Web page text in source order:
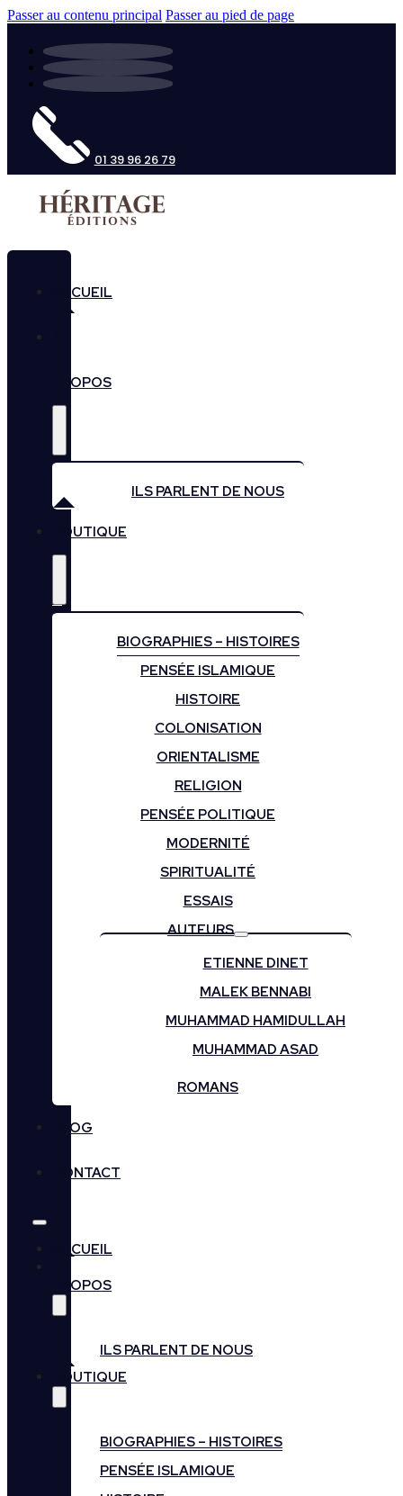
Passer au contenu principal Passer au pied de page
01 39 96 26 79
ACCUEIL
PROPOS
ILS PARLENT DE NOUS
BOUTIQUE
BIOGRAPHIES – HISTOIRES
PENSÉE ISLAMIQUE
HISTOIRE
COLONISATION
ORIENTALISME
RELIGION
PENSÉE POLITIQUE
MODERNITÉ
SPIRITUALITÉ
ESSAIS
AUTEURS
ETIENNE DINET
MALEK BENNABI
MUHAMMAD HAMIDULLAH
MUHAMMAD ASAD
ROMANS
BLOG
CONTACT
ACCUEIL
PROPOS
ILS PARLENT DE NOUS
BOUTIQUE
BIOGRAPHIES – HISTOIRES
PENSÉE ISLAMIQUE